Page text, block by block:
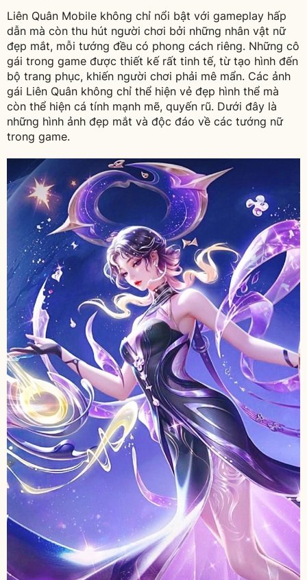
Liên Quân Mobile không chỉ nổi bật với gameplay hấp
dẫn mà còn thu hút người chơi bởi những nhân vật nữ
đẹp mắt, mỗi tướng đều có phong cách riêng. Những cô
gái trong game được thiết kế rất tinh tế, từ tạo hình đến
bộ trang phục, khiến người chơi phải mê mẩn. Các ảnh
gái Liên Quân không chỉ thể hiện vẻ đẹp hình thể mà
còn thể hiện cá tính mạnh mẽ, quyến rũ. Dưới đây là
những hình ảnh đẹp mắt và độc đáo về các tướng nữ
trong game.